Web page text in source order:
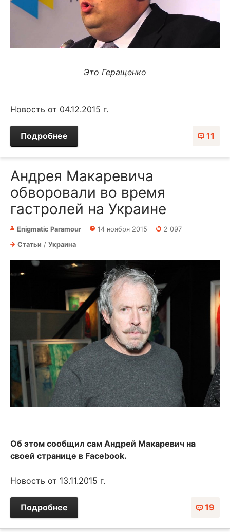
Это Геращенко
Новость от 04.12.2015 г.
11
Подробнее
Андрея Макаревича
обворовали во время
гастролей на Украине
Enigmatic Paramour 14 ноября 2015
2 097
Статьи / Украина
Об этом сообщил сам Андрей Макаревич на
своей странице в Facebook.
Новость от 13.11.2015 г.
19
Подробнее